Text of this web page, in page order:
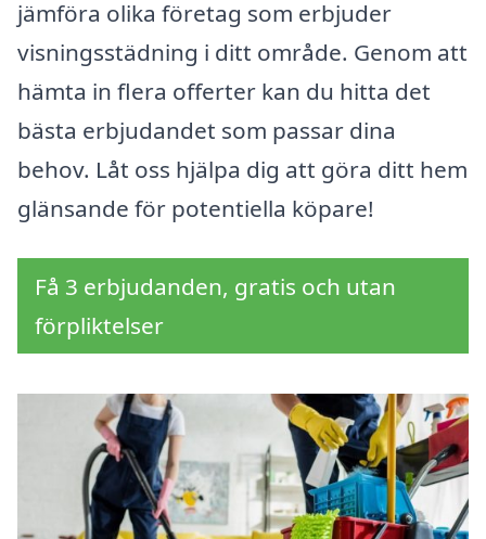
jämföra olika företag som erbjuder
visningsstädning i ditt område. Genom att
hämta in flera offerter kan du hitta det
bästa erbjudandet som passar dina
behov. Låt oss hjälpa dig att göra ditt hem
glänsande för potentiella köpare!
Få 3 erbjudanden, gratis och utan
förpliktelser